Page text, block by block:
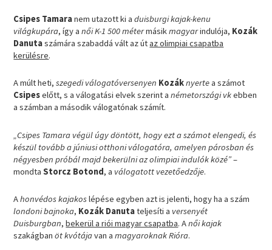
Csipes Tamaranem utazott ki aduisburgi kajak-kenu
világkupára, így anői K-1 500 métermásikmagyarindulója, Kozák
Danutaszámára szabaddá vált az útaz olimpiai csapatba
kerülésre.
A múlt heti,szegedi válogatóversenyen Kozáknyertea számot
Csipeselőtt, s a válogatási elvek szerint anémetországi vkebben
a számban a második válogatónak számít.
„Csipes Tamara végül úgy döntött, hogy ezt a számot elengedi, és
készül tovább a júniusi otthoni válogatóra, amelyen párosban és
négyesben próbál majd bekerülni az olimpiai indulók közé”–
mondtaStorcz Botond, a válogatott vezetőedzője.
Ahonvédos kajakoslépése egyben azt is jelenti, hogy ha a szám
londoni bajnoka, Kozák Danutateljesíti a versenyét
Duisburgban,bekerül a riói magyar csapatba. Anői kajak
szakágbanöt kvótájavan amagyaroknak Rióra.